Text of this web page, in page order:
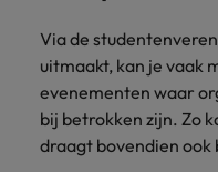
Via de
uitmaakt, kan je vaak
evenementen waar
bij betrokken zijn. Zo
draagt bovendien ook